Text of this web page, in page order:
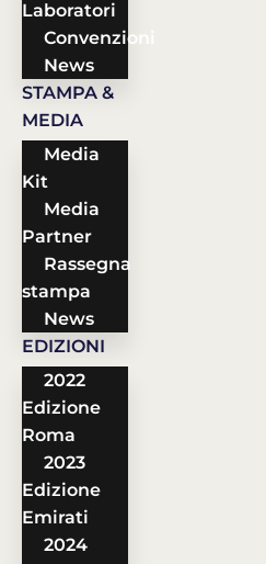
Laboratori
Convenzioni
News
STAMPA &
MEDIA
Media
Kit
Media
Partner
Rassegna
stampa
News
EDIZIONI
2022
Edizione
Roma
2023
Edizione
Emirati
2024